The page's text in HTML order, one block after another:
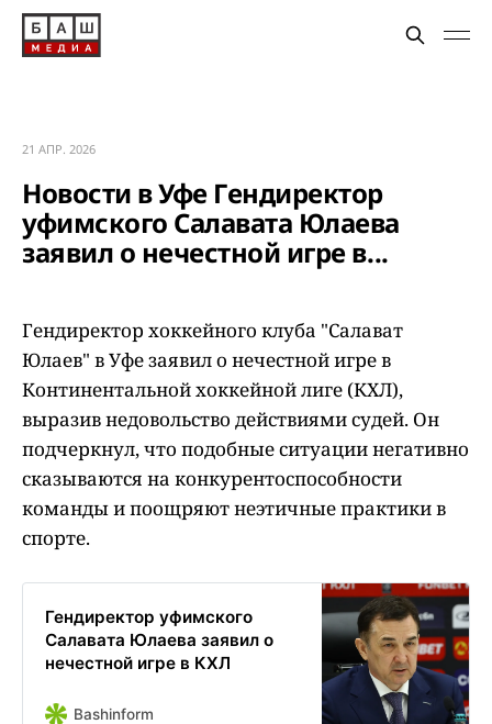
21 АПР. 2026
Новости в Уфе Гендиректор
уфимского Салавата Юлаева
заявил о нечестной игре в...
Гендиректор хоккейного клуба "Салават
Юлаев" в Уфе заявил о нечестной игре в
Континентальной хоккейной лиге (КХЛ),
выразив недовольство действиями судей. Он
подчеркнул, что подобные ситуации негативно
сказываются на конкурентоспособности
команды и поощряют неэтичные практики в
спорте.
Гендиректор уфимского
Салавата Юлаева заявил о
нечестной игре в КХЛ
Bashinform